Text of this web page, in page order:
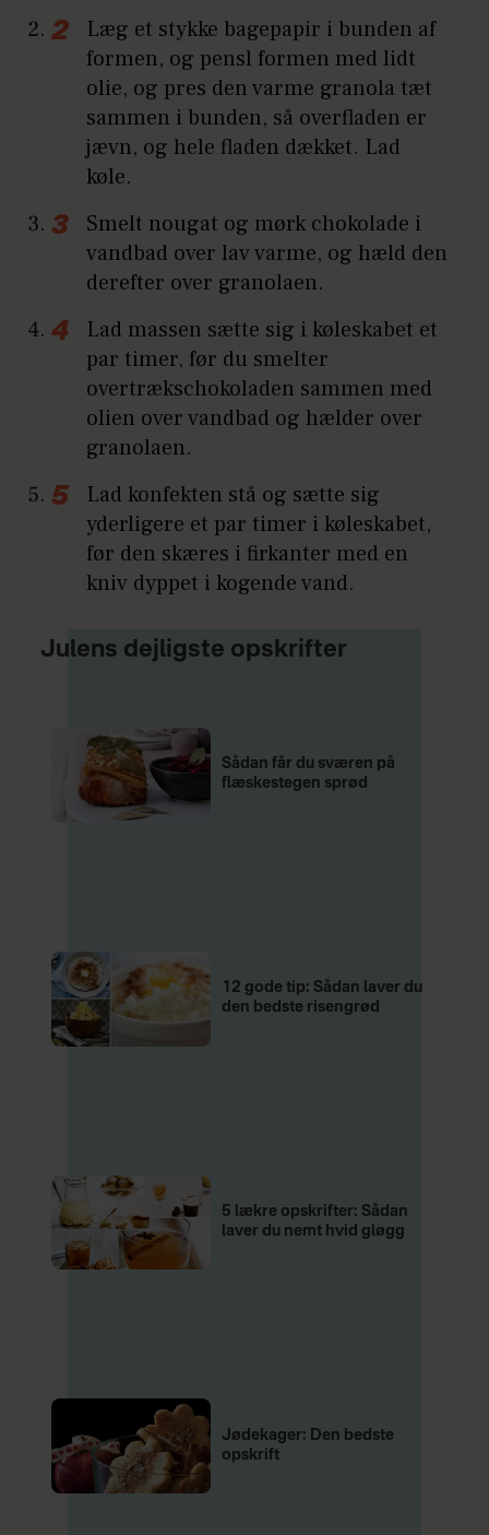
Læg et stykke bagepapir i bunden af
formen, og pensl formen med lidt
olie, og pres den varme granola tæt
sammen i bunden, så overfladen er
jævn, og hele fladen dækket. Lad
køle.
Smelt nougat og mørk chokolade i
vandbad over lav varme, og hæld den
derefter over granolaen.
Lad massen sætte sig i køleskabet et
par timer, før du smelter
overtrækschokoladen sammen med
olien over vandbad og hælder over
granolaen.
Lad konfekten stå og sætte sig
yderligere et par timer i køleskabet,
før den skæres i firkanter med en
kniv dyppet i kogende vand.
Julens dejligste opskrifter
Sådan får du sværen på
flæskestegen sprød
12 gode tip: Sådan laver du
den bedste risengrød
5 lækre opskrifter: Sådan
laver du nemt hvid gløgg
Jødekager: Den bedste
opskrift